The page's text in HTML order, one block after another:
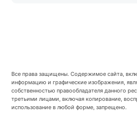
Все права защищены. Содержимое сайта,
информацию и графические изображения,
собственностью правообладателя данного
третьими лицами, включая копирование,
использование в любой форме, запрещено.